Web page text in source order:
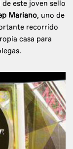
este joven sello
Mariano, uno de
recorrido
casa para